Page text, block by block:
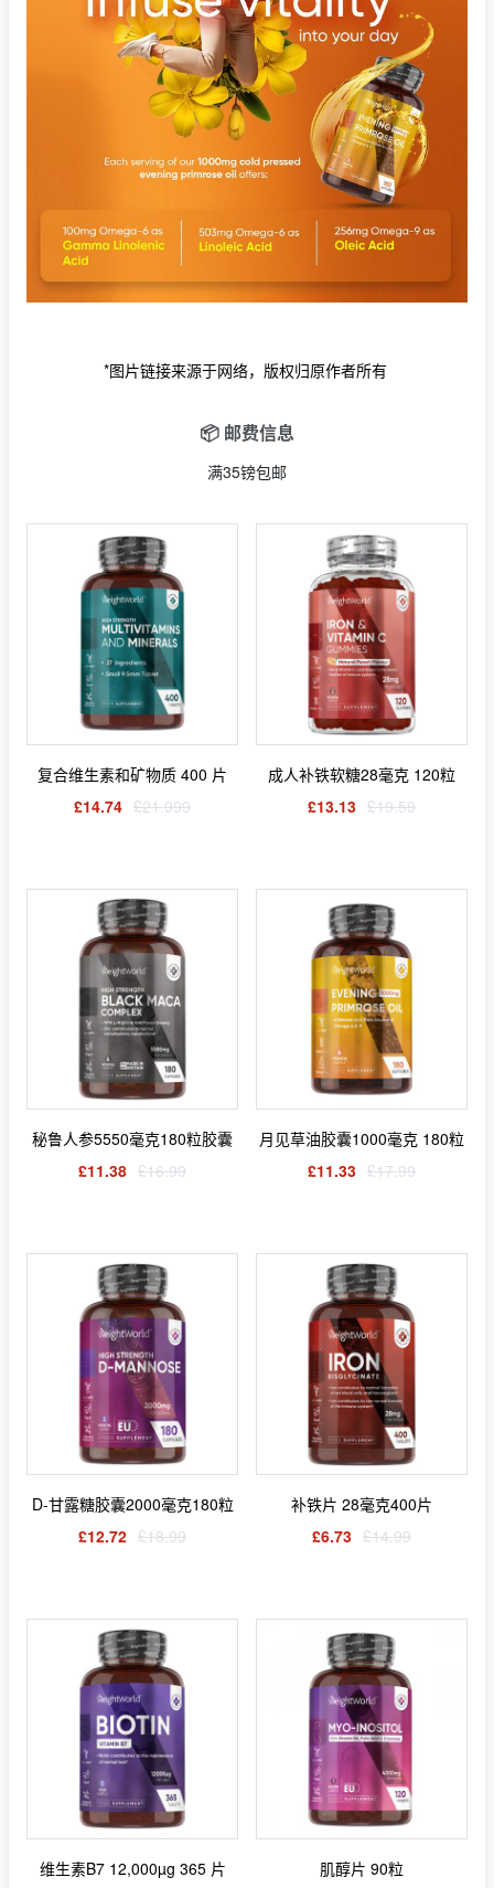
*图片链接来源于网络，版权归原作者所有
📦 邮费信息
满35镑包邮
复合维生素和矿物质 400 片
£14.74 £21.999
成人补铁软糖28毫克 120粒
£13.13 £19.59
秘鲁人参5550毫克180粒胶囊
£11.38 £16.99
月见草油胶囊1000毫克 180粒
£11.33 £17.99
D-甘露糖胶囊2000毫克180粒
£12.72 £18.99
补铁片 28毫克400片
£6.73 £14.99
维生素B7 12,000µg 365 片
肌醇片 90粒